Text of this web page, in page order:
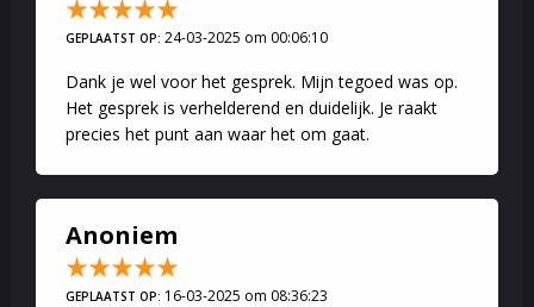
GEPLAATST OP: 24-03-2025 om 00:06:10
Dank je wel voor het gesprek. Mijn tegoed was op.
Het gesprek is verhelderend en duidelijk. Je raakt
precies het punt aan waar het om gaat.
Anoniem
GEPLAATST OP: 16-03-2025 om 08:36:23